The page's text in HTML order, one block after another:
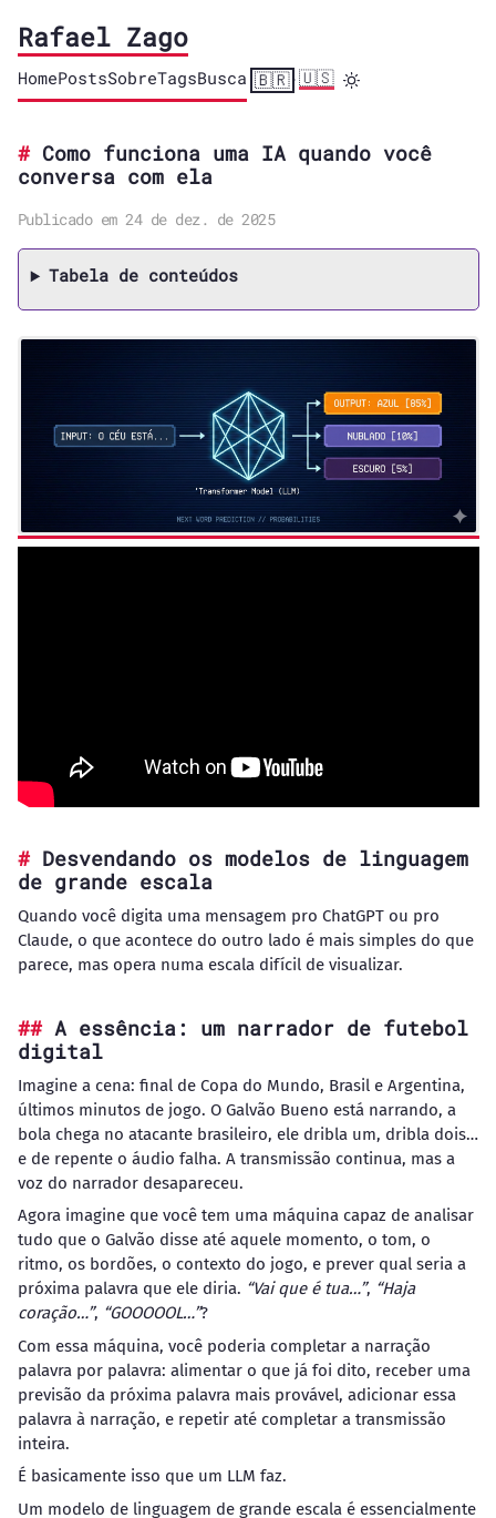
Rafael Zago
HomePostsSobreTagsBusca 🇧🇷 ·🇺🇸
Como funciona uma IA quando você
conversa com ela
Publicado em 24 de dez. de 2025
Tabela de conteúdos
Desvendando os modelos de linguagem
de grande escala
Quando você digita uma mensagem pro ChatGPT ou pro
Claude, o que acontece do outro lado é mais simples do que
parece, mas opera numa escala difícil de visualizar.
A essência: um narrador de futebol
digital
Imagine a cena: final de Copa do Mundo, Brasil e Argentina,
últimos minutos de jogo. O Galvão Bueno está narrando, a
bola chega no atacante brasileiro, ele dribla um, dribla dois…
e de repente o áudio falha. A transmissão continua, mas a
voz do narrador desapareceu.
Agora imagine que você tem uma máquina capaz de analisar
tudo que o Galvão disse até aquele momento, o tom, o
ritmo, os bordões, o contexto do jogo, e prever qual seria a
próxima palavra que ele diria. “Vai que é tua…”, “Haja
coração…”, “GOOOOOL…”?
Com essa máquina, você poderia completar a narração
palavra por palavra: alimentar o que já foi dito, receber uma
previsão da próxima palavra mais provável, adicionar essa
palavra à narração, e repetir até completar a transmissão
inteira.
É basicamente isso que um LLM faz.
Um modelo de linguagem de grande escala é essencialmente